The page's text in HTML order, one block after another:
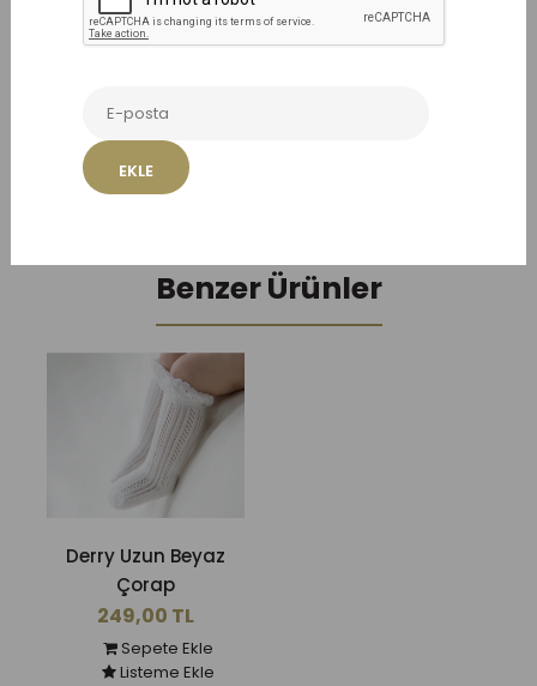
EKLE
ADET
Benzer Ürünler
Derry Uzun Beyaz
Çorap
249,00 TL
Sepete Ekle
Listeme Ekle